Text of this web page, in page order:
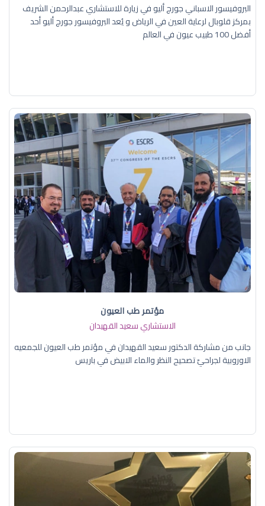
البروفيسور الاسباني جورج أليو في زيارة للاستشاري عبدالرحمن الشريف
بمركز قلوبال لرعاية العين في الرياض و يُعد البروفيسور جورج أليو أحد
أفضل 100 طبيب عيون في العالم
مؤتمر طب العيون
الاستشاري سعيد القهيدان
جانب من مشاركة الدكتور سعيد القهيدان في مؤتمر طب العيون للجمعيه
الاوروبية لجراحيّ تصحيح النظر والماء الابيض في باريس